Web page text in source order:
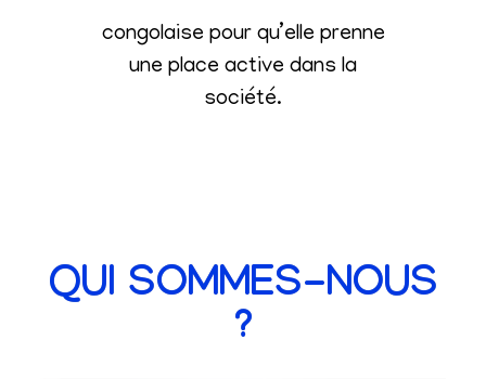
congolaise pour qu’elle prenne
une place active dans la
société.
QUI SOMMES-NOUS
?